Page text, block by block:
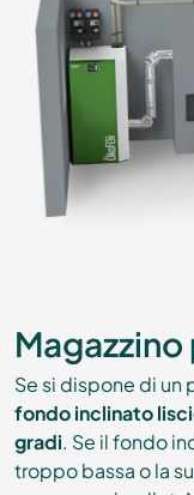
Se si dispone di un
fondo inclinato
gradi. Se il fondo
troppo bassa o la